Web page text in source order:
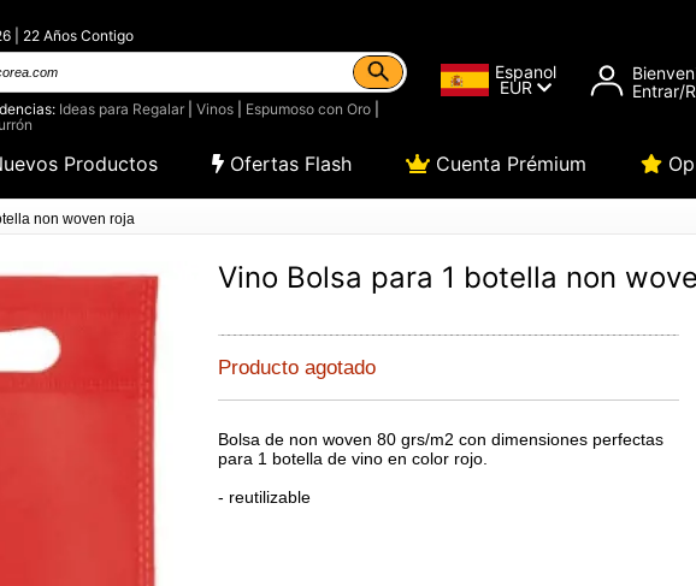
| 22 Años Contigo
Ideas para Regalar| Vinos| Espumoso con Oro|
Espanol
EUR
Entrar/
Productos Ofertas Flash Cuenta Prémium
non woven roja
Vino Bolsa para 1 botella non
Producto agotado
Bolsa de non woven 80 grs/m2 con dimensiones perfectas
para 1 botella de vino en color rojo.
- reutilizable